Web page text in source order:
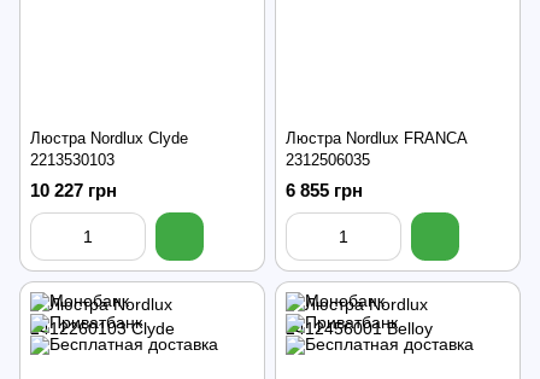
Люстра Nordlux Clyde
2213530103
10 227 грн
Люстра Nordlux FRANCA
2312506035
6 855 грн